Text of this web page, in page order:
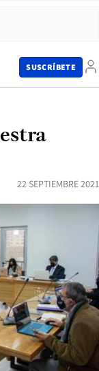
SUSCRÍBETE
22 SEPTIEMBRE 2021